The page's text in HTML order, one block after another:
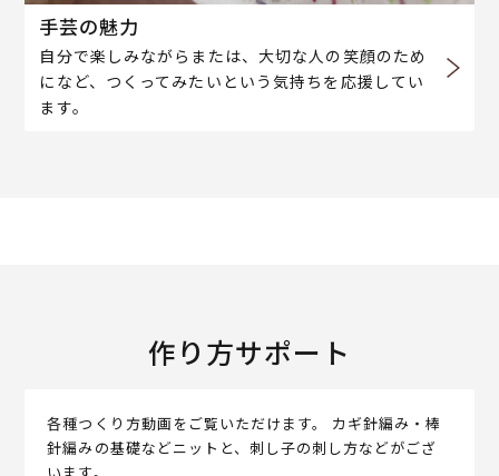
手芸の魅力
自分で楽しみながらまたは、大切な人の笑顔のため
になど、つくってみたいという気持ちを応援してい
ます。
作り方サポート
各種つくり方動画をご覧いただけます。 カギ針編み・棒
針編みの基礎などニットと、刺し子の刺し方などがござ
います。